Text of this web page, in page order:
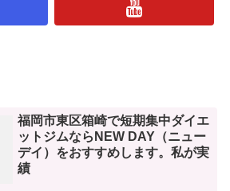
福岡市東区箱崎で短期集中ダイエ
ットジムならNEW DAY（ニュー
デイ）をおすすめします。私が実
績